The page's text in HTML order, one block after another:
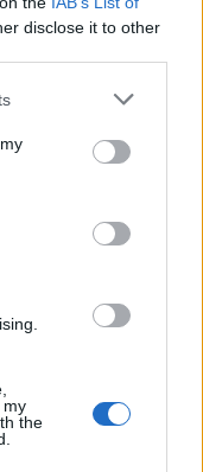
disclose it to other
my
the